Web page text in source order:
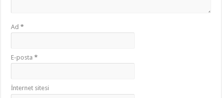
Ad*
E-posta*
İnternet sitesi